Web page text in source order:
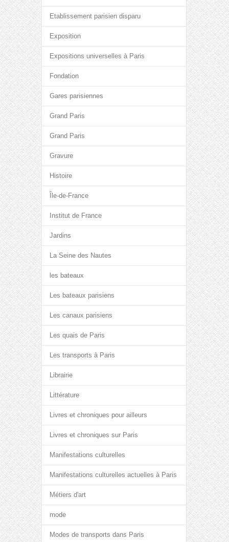
Etablissement parisien disparu
Exposition
Expositions universelles à Paris
Fondation
Gares parisiennes
Grand Paris
Grand Paris
Gravure
Histoire
Île-de-France
Institut de France
Jardins
La Seine des Nautes
les bateaux
Les bateaux parisiens
Les canaux parisiens
Les quais de Paris
Les transports à Paris
Librairie
Littérature
Livres et chroniques pour ailleurs
Livres et chroniques sur Paris
Manifestations culturelles
Manifestations culturelles actuelles à Paris
Métiers d'art
mode
Modes de transports dans Paris